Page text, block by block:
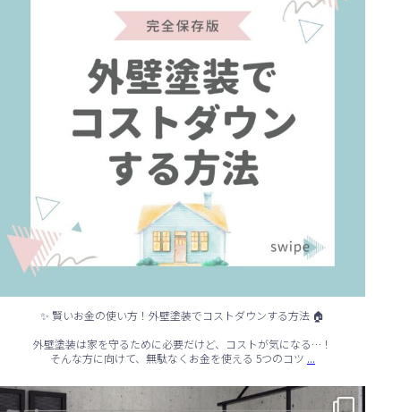
✨ 賢いお金の使い方！外壁塗装でコストダウンする方法 🏠
外壁塗装は家を守るために必要だけど、コストが気になる…！
そんな方に向けて、無駄なくお金を使える 5つのコツ ...
✨ シンプルでもおしゃれ！インテリアの引き算テクニック ✨